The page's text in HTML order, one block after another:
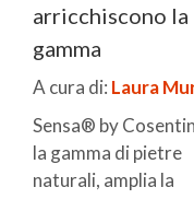
arricchiscono la
gamma
A cura di: Laura
Sensa® by
la gamma di pietre
naturali, amplia la